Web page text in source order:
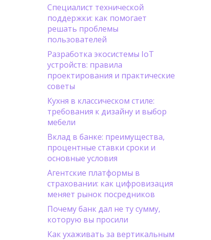
Специалист технической
поддержки: как помогает
решать проблемы
пользователей
Разработка экосистемы IoT
устройств: правила
проектирования и практические
советы
Кухня в классическом стиле:
требования к дизайну и выбор
мебели
Вклад в банке: преимущества,
процентные ставки сроки и
основные условия
Агентские платформы в
страховании: как цифровизация
меняет рынок посредников
Почему банк дал не ту сумму,
которую вы просили
Как ухаживать за вертикальным